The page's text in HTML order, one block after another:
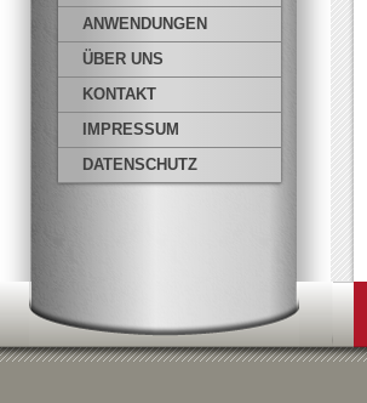
ANWENDUNGEN
ÜBER UNS
KONTAKT
IMPRESSUM
DATENSCHUTZ